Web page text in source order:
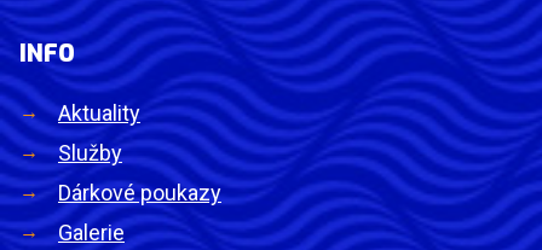
INFO
Aktuality
Služby
Dárkové poukazy
Galerie